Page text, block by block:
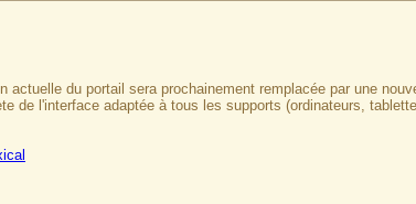
du portail sera prochainement remplacée par une
de l'interface adaptée à tous les supports (ordinateurs,